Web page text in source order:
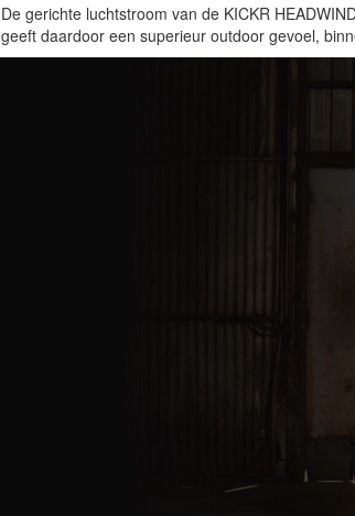
De gerichte luchtstroom van de KICKR
geeft daardoor een superieur outdoor gevoel,